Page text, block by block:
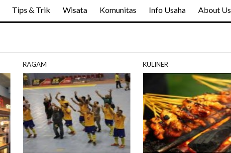
Tips & Trik Wisata Komunitas Info Usaha About Us
RAGAM KULINER